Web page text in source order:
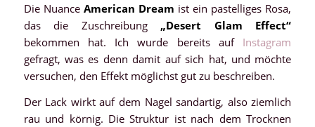
Die Nuance American Dream ist ein pastelliges Rosa,
das die Zuschreibung „Desert Glam Effect“
bekommen hat. Ich wurde bereits auf Instagram
gefragt, was es denn damit auf sich hat, und möchte
versuchen, den Effekt möglichst gut zu beschreiben.
Der Lack wirkt auf dem Nagel sandartig, also ziemlich
rau und körnig. Die Struktur ist nach dem Trocknen